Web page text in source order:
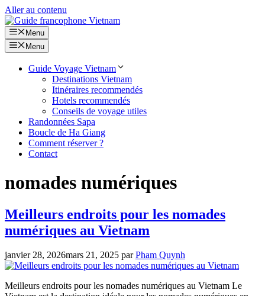
Aller au contenu
Menu
Menu
Guide Voyage Vietnam
Destinations Vietnam
Itinéraires recommendés
Hotels recommendés
Conseils de voyage utiles
Randonnées Sapa
Boucle de Ha Giang
Comment réserver ?
Contact
nomades numériques
Meilleurs endroits pour les nomades
numériques au Vietnam
janvier 28, 2026mars 21, 2025 parPham Quynh
Meilleurs endroits pour les nomades numériques au Vietnam Le